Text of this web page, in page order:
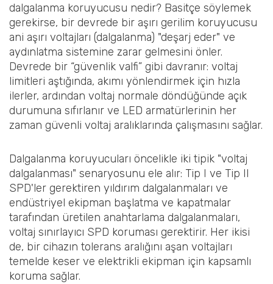
dalgalanma koruyucusu nedir? Basitçe söylemek
gerekirse, bir devrede bir aşırı gerilim koruyucusu
ani aşırı voltajları (dalgalanma) "deşarj eder" ve
aydınlatma sistemine zarar gelmesini önler.
Devrede bir “güvenlik valfi” gibi davranır: voltaj
limitleri aştığında, akımı yönlendirmek için hızla
ilerler, ardından voltaj normale döndüğünde açık
durumuna sıfırlanır ve LED armatürlerinin her
zaman güvenli voltaj aralıklarında çalışmasını sağlar.
Dalgalanma koruyucuları öncelikle iki tipik "voltaj
dalgalanması" senaryosunu ele alır: Tip I ve Tip II
SPD'ler gerektiren yıldırım dalgalanmaları ve
endüstriyel ekipman başlatma ve kapatmalar
tarafından üretilen anahtarlama dalgalanmaları,
voltaj sınırlayıcı SPD koruması gerektirir. Her ikisi
de, bir cihazın tolerans aralığını aşan voltajları
temelde keser ve elektrikli ekipman için kapsamlı
koruma sağlar.